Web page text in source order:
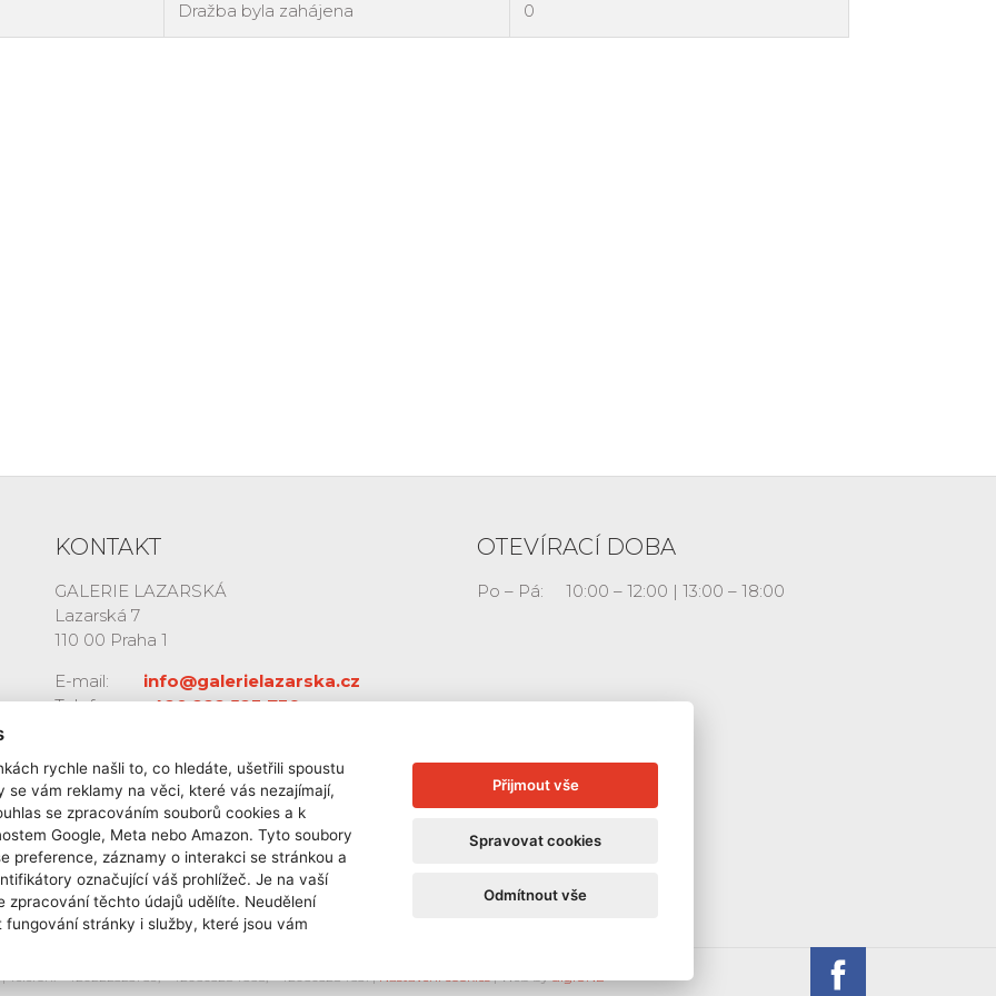
KONTAKT
GALERIE LAZARSKÁ
Lazarská 7
110 00 Praha 1
E-mail:
info@galerielazarska.cz
Telefon:
+420 222 523 739
OTEVÍRACÍ DOBA
Po – Pá: 10:00 – 12:00 | 13:00 – 18:00
| Telefon: +420222523739, +420603284668, +420603284651 |Nastavení cookies| Web bydigiONE
rychle našli to, co hledáte, ušetřili spoustu
se vám reklamy na věci, které vás nezajímají,
se zpracováním souborů cookies a k
Google, Meta nebo Amazon. Tyto soubory
preference, záznamy o interakci se stránkou a
označující váš prohlížeč. Je na vaší
zpracování těchto údajů udělíte. Neudělení
fungování stránky i služby, které jsou vám
Přijmout vše
Spravovat cookies
Odmítnout vše